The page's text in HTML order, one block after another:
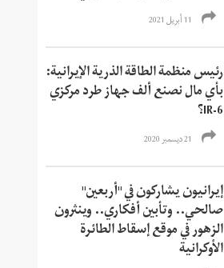
11 أبريل 2021
رئيس منظمة الطاقة الذرية الإيرانية:
بأي مال نصنع ألف جهاز طرد مركزي
IR-6؟
21 ديسمبر 2020
إيرانيون يشاركون في "أربعين"
صالحي.. وتأبين أفكاري.. وينثرون
الزهور في موقع إسقاط الطائرة
الأوكرانية